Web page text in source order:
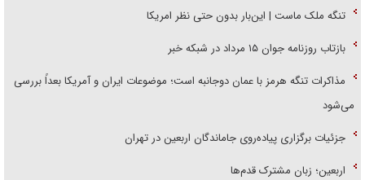
تنگه ملک ماست | این‌بار بدون حتی نظر امریکا
بازتاب روزنامه جوان ۱۵ مرداد در شبکه خبر
مذاکرات تنگه هرمز با عمان دوجانبه است؛ موضوعات ایران و آمریکا بعداً بررسی
می‌شود
جزئیات برگزاری پیاده‌روی جاماندگان اربعین در تهران
اربعین؛ زبان مشترک قدم‌ها